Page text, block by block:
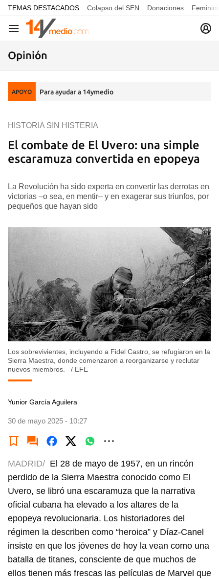
common.go-to-content
TEMAS DESTACADOS Colapso del SEN Donaciones
Navegación
Opinión
APOYO Para ayudar a 14ymedio
El combate de El Uvero: una simple
escaramuza convertida en epopeya
HISTORIA SIN HISTERIA
La Revolución ha sido experta en convertir las derrotas en
victorias –o sea, en mentir– y en exagerar sus triunfos, por
pequeños que hayan sido
Los sobrevivientes, incluyendo a Fidel Castro, se refugiaron en la
Sierra Maestra, donde comenzaron a reorganizarse y reclutar
nuevos miembros.
/ EFE
Yunior García Aguilera
30 de mayo 2025 - 10:27
MADRID/ El 28 de mayo de 1957, en un rincón
perdido de la Sierra Maestra conocido como El
Uvero, se libró una escaramuza que la narrativa
oficial cubana ha elevado a los altares de la
epopeya revolucionaria. Los historiadores del
régimen la describen como “heroica” y Díaz-Canel
insiste en que los jóvenes de hoy la vean como una
batalla de titanes, consciente de que muchos de
ellos tienen más frescas las películas de Marvel que